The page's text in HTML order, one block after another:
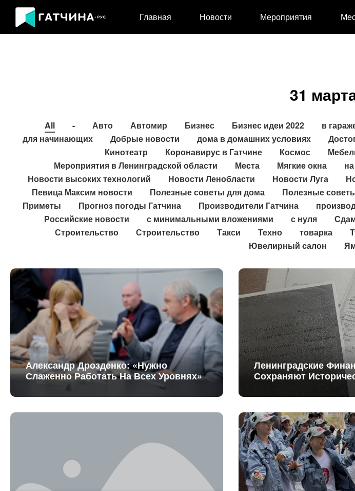
Главная Новости Мероприятия
31
All - Авто Автомир Бизнес Бизнес идеи 2022 в
для начинающих
Добрые новости дома в домашних условиях
Кинотеатр
Коронавирус в Гатчине Космос
Мероприятия в Ленинградской области
Места Мягкие окна
Новости высоких технологий
Новости Ленобласти Новости Луга
Певица Максим новости
Полезные советы для дома Полезные
Приметы
Прогноз погоды Гатчина Производители Гатчина
Российские новости
с минимальными вложениями с нуля
Строительство
Строительство Такси Техно товарка
Ювелирный салон
Александр Дрозденко: «Нужно
Слаженно Работать На Всех Уровнях»
Ленинградские
Сохраняют